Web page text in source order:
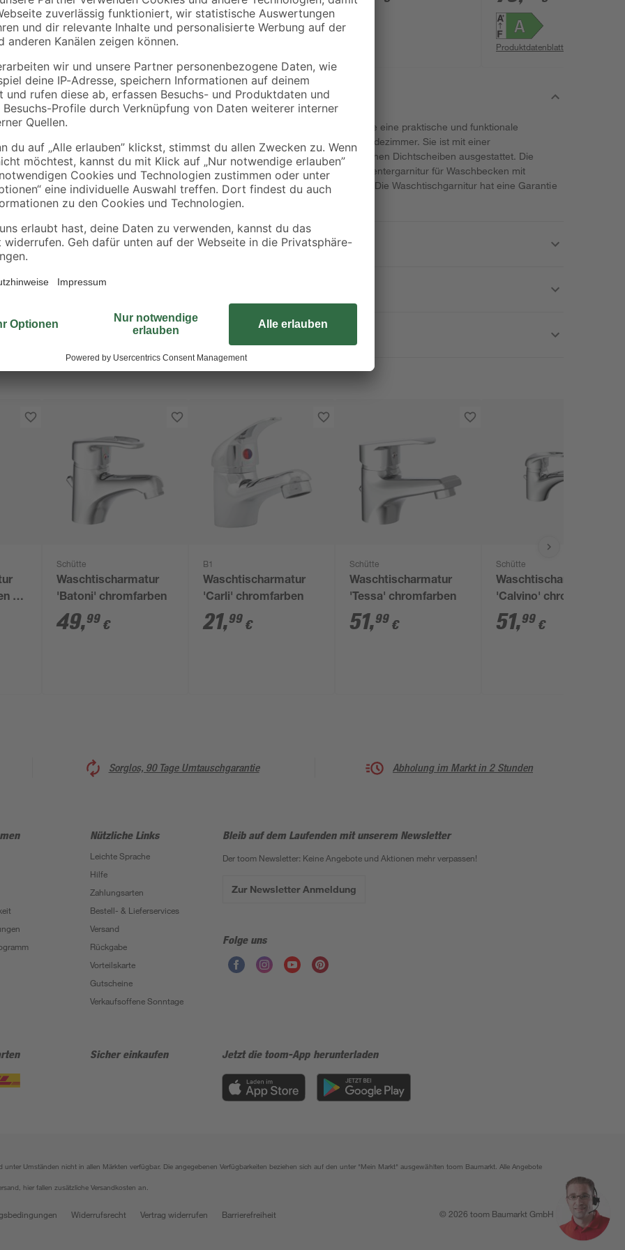
Produktdatenblatt Produktdatenblatt
Die Niederdruckwaschtischarmatur 'Orazi' ist die eine praktische und funktionale
Ergänzung für drucklose Untertischgeräte im Badezimmer. Sie ist mit einer
austauschbaren 40 mm-Kartusche mit keramischen Dichtscheiben ausgestattet. Die
passenden Anschlussschläuche sowie eine Exzentergarnitur für Waschbecken mit
Überlauffunktion befinden sich im Lieferumfang. Die Waschtischgarnitur hat eine Garantie
von 5 Jahren.
16
Schütte
Waschtischarmatur
'Batoni' chromfarben
49,99 €
B1
Waschtischarmatur
'Carli' chromfarben
21,99 €
Schütte
Waschtischarmatur
'Tessa' chromfarben
51,99 €
Schütte
Waschtischarmatur
'Calvino' chromfarben
51,99 €
Sorglos, 90 Tage Umtauschgarantie Abholung im Markt in 2 Stunden
Nützliche Links
Leichte Sprache
Hilfe
Zahlungsarten
Bestell- & Lieferservices
Versand
Rückgabe
Vorteilskarte
Gutscheine
Verkaufsoffene Sonntage
Bleib auf dem Laufenden mit unserem Newsletter
Der toom Newsletter: Keine Angebote und Aktionen mehr verpassen!
Zur Newsletter Anmeldung
Folge uns
Sicher einkaufen Jetzt die toom-App herunterladen
Umständen nicht in allen Märkten verfügbar. Die angegebenen Verfügbarkeiten beziehen sich auf den unter "Mein Markt" ausgewählten toom Baumarkt. Alle Angebote
hier fallen zusätzliche Versandkosten an.
Widerrufsrecht Vertrag widerrufen Barrierefreiheit © 2026 toom Baumarkt GmbH